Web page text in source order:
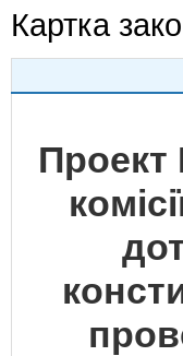
Картка
Проект